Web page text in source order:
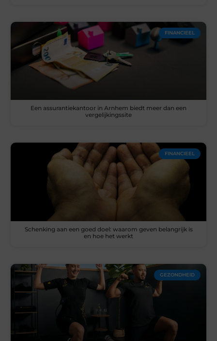
FINANCIEEL
Een assurantiekantoor in Arnhem biedt meer dan een
vergelijkingssite
FINANCIEEL
Schenking aan een goed doel: waarom geven belangrijk is
en hoe het werkt
GEZONDHEID